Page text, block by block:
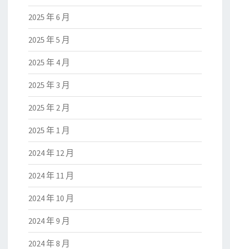
2025 年 6 月
2025 年 5 月
2025 年 4 月
2025 年 3 月
2025 年 2 月
2025 年 1 月
2024 年 12 月
2024 年 11 月
2024 年 10 月
2024 年 9 月
2024 年 8 月